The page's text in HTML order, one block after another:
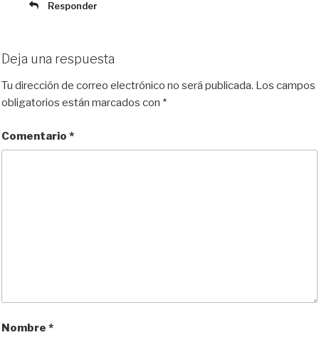
Responder
Deja una respuesta
Tu dirección de correo electrónico no será publicada. Los campos
obligatorios están marcados con *
Comentario *
Nombre *